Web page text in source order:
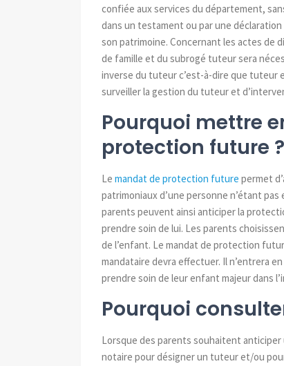
confiée aux services du département,
dans un testament ou par une
son patrimoine. Concernant les actes de
de famille et du subrogé tuteur sera
inverse du tuteur c’est-à-dire que tuteur
surveiller la gestion du tuteur et
Pourquoi mettre
protection future ?
Le mandat de protection future permet
patrimoniaux d’une personne n’étant
parents peuvent ainsi anticiper la
prendre soin de lui. Les parents
de l’enfant. Le mandat de protection
mandataire devra effectuer. Il n’entrera
prendre soin de leur enfant majeur dans
Pourquoi
Lorsque des parents souhaitent
notaire pour désigner un tuteur et/ou